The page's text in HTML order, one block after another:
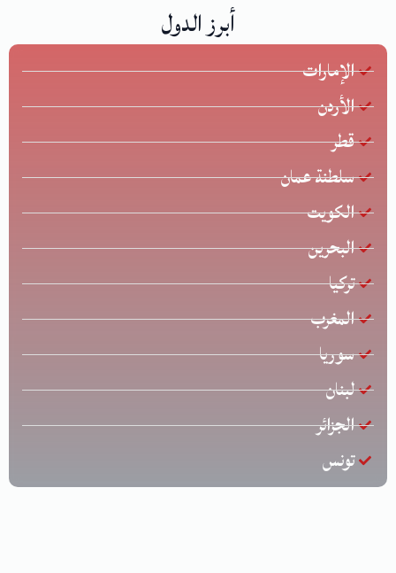
أبرز الدول
الإمارات
الأردن
قطر
سلطنة عمان
الكويت
البحرين
تركيا
المغرب
سوريا
لبنان
الجزائر
تونس